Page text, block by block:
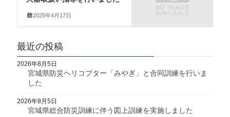
2025年4月17日
最近の投稿
宮城県防災ヘリコプター「みやぎ」と合同訓練を行いま
した
2026年8月5日
宮城県総合防災訓練に伴う図上訓練を実施しました
2026年8月5日